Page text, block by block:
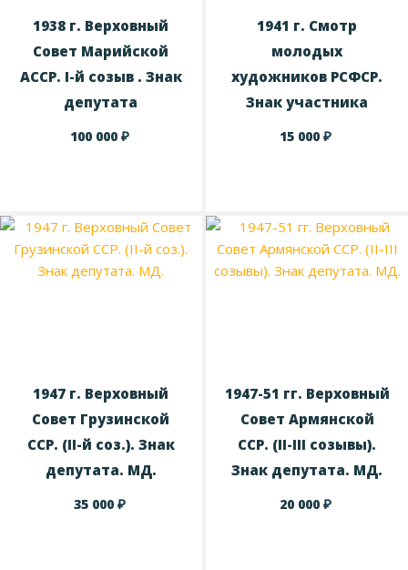
1938 г. Верховный
Совет Марийской
АССР. I-й созыв . Знак
депутата
100 000 ₽
1941 г. Смотр
молодых
художников РСФСР.
Знак участника
15 000₽
1947 г. Верховный
Совет Грузинской
ССР. (II-й соз.). Знак
депутата. МД.
35 000 ₽
1947-51 гг. Верховный
Совет Армянской
ССР. (II-III созывы).
Знак депутата. МД.
20 000₽